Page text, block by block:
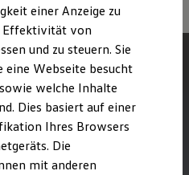
Experience
einer Anzeige zu
Effektivität von
und zu steuern. Sie
eine Webseite besucht
welche Inhalte
Dies basiert auf einer
Ihres Browsers
Die
mit anderen